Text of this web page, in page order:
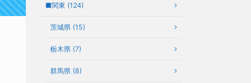
■関東 (124)
茨城県 (15)
栃木県 (7)
群馬県 (8)